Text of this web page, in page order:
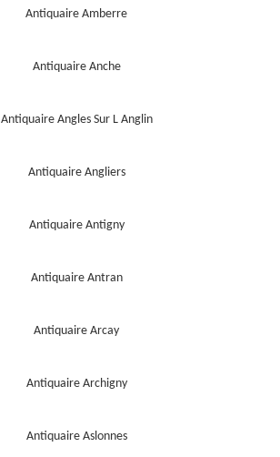
Antiquaire Amberre
Antiquaire Anche
Antiquaire Angles Sur L Anglin
Antiquaire Angliers
Antiquaire Antigny
Antiquaire Antran
Antiquaire Arcay
Antiquaire Archigny
Antiquaire Aslonnes